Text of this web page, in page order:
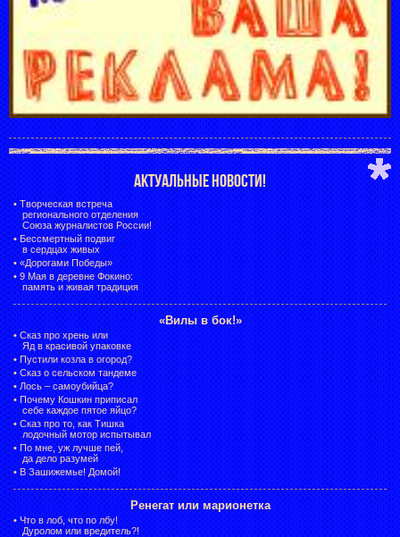
АКТУАЛЬНЫЕ НОВОСТИ!
• Творческая встреча
регионального отделения
Союза журналистов России!
• Бессмертный подвиг
в сердцах живых
• «Дорогами Победы»
• 9 Мая в деревне Фокино:
память и живая традиция
«Вилы в бок!»
• Сказ про хрень или
Яд в красивой упаковке
• Пустили козла в огород?
• Сказ о сельском тандеме
• Лось – самоубийца?
• Почему Кошкин приписал
себе каждое пятое яйцо?
• Сказ про то, как Тишка
лодочный мотор испытывал
• По мне, уж лучше пей,
да дело разумей
• В Зашижемье! Домой!
Ренегат или марионетка
• Что в лоб, что по лбу!
Дуролом или вредитель?!